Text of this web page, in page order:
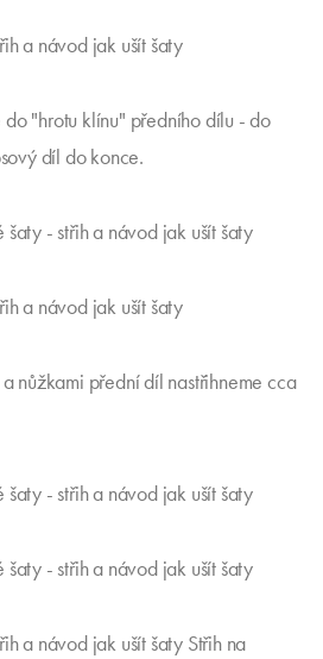
a návod jak ušít šaty
do "hrotu klínu" předního dílu - do
díl do konce.
a návod jak ušít šaty
nůžkami přední díl nastřihneme cca
a návod jak ušít šaty Střih na